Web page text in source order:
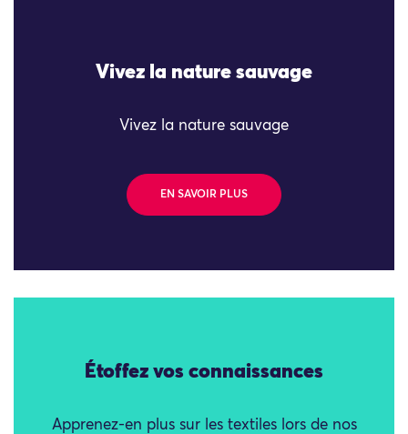
Vivez la nature sauvage
Vivez la nature sauvage
EN SAVOIR PLUS
Étoffez vos connaissances
Apprenez-en plus sur les textiles lors de nos